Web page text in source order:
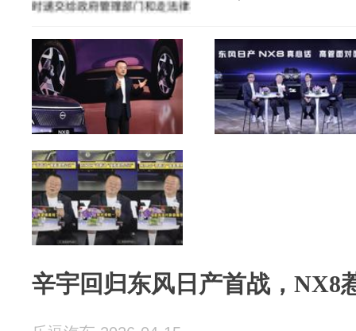
辛宇回归东风日产首战，NX8